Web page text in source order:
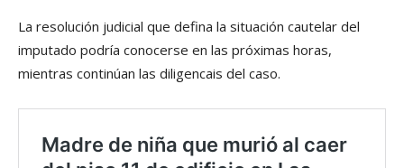
La resolución judicial que defina la situación cautelar del
imputado podría conocerse en las próximas horas,
mientras continúan las diligencais del caso.